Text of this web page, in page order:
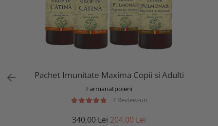
Pachet Imunitate Maxima Copii si Adulti
Farmanatpoieni
7 Review-uri
340,00 Lei 204,00 Lei